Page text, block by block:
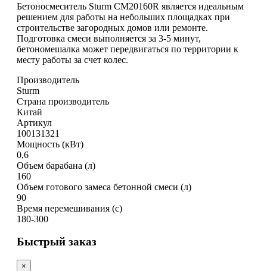
Бетоносмеситель Sturm CM20160R является идеальным
решением для работы на небольших площадках при
строительстве загородных домов или ремонте.
Подготовка смеси выполняется за 3-5 минут,
бетономешалка может передвигаться по территории к
месту работы за счет колес.
Производитель
Sturm
Страна производитель
Китай
Артикул
100131321
Мощность (кВт)
0,6
Объем барабана (л)
160
Объем готового замеса бетонной смеси (л)
90
Время перемешивания (с)
180-300
Быстрый заказ
×